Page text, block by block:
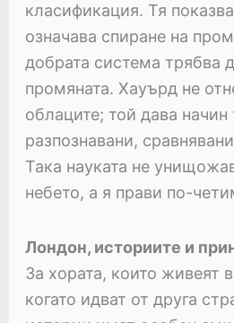
класификация. Тя
означава спиране на
добрата система трябва
промяната. Хауърд не
облаците; той дава начин
разпознавани,
Така науката не
небето, а я прави по-
Лондон, историите и
За хората, които живеят
когато идват от друга